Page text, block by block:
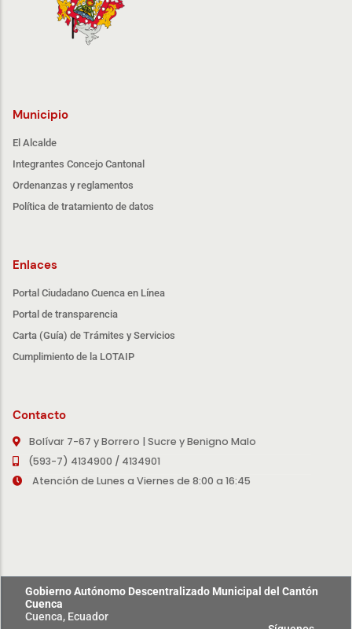
Municipio
El Alcalde
Integrantes Concejo Cantonal
Ordenanzas y reglamentos
Política de tratamiento de datos
Enlaces
Portal Ciudadano Cuenca en Línea
Portal de transparencia
Carta (Guía) de Trámites y Servicios
Cumplimiento de la LOTAIP
Contacto
Bolívar 7-67 y Borrero | Sucre y Benigno Malo
(593-7) 4134900 / 4134901
Atención de Lunes a Viernes de 8:00 a 16:45
Gobierno Autónomo Descentralizado Municipal del Cantón
Cuenca
Cuenca, Ecuador